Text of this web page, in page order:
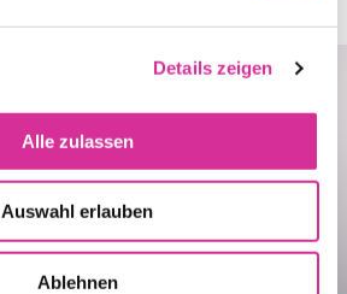
Details zeigen
Alle zulassen
Auswahl erlauben
Ablehnen